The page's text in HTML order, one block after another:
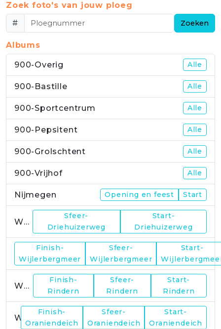
Zoek foto's van jouw ploeg
#
Zoeken
Albums
900-Overig Alle
900-Bastille Alle
900-Sportcentrum Alle
900-Pepsitent Alle
900-Grolschtent Alle
900-Vrijhof Alle
Nijmegen Opening en feest Start
WP1
Sfeer-
Driehuizerweg
Start-
Driehuizerweg
Finish-
Wijlerbergmeer
Sfeer-
Wijlerbergmeer
Start-
WP4
Finish-
Rindern
Sfeer-
Rindern
Start-
Rindern
Finish-
Oraniendeich
Sfeer-
Oraniendeich
Start-
Oraniendeich